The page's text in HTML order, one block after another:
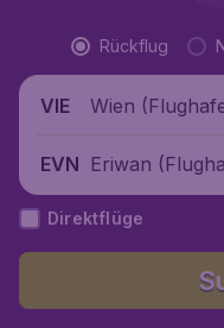
Rückflug
VIE
Wien
EVN Eriwan
Direktflüge